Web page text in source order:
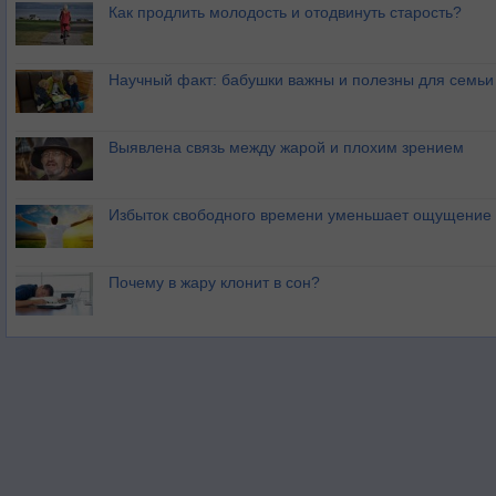
Как продлить молодость и отодвинуть старость?
Научный факт: бабушки важны и полезны для семьи
Выявлена связь между жарой и плохим зрением
Избыток свободного времени уменьшает ощущение
Почему в жару клонит в сон?